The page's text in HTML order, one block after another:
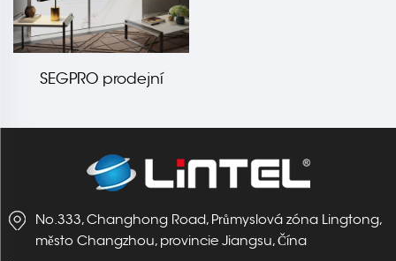
SEGPRO prodejní
sloupek
No.333, Changhong Road, Průmyslová zóna Lingtong,
město Changzhou, provincie Jiangsu, Čína